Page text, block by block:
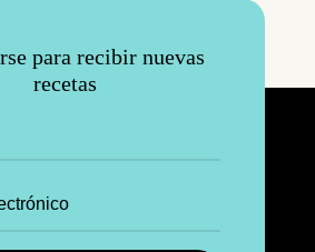
para recibir nuevas
recetas